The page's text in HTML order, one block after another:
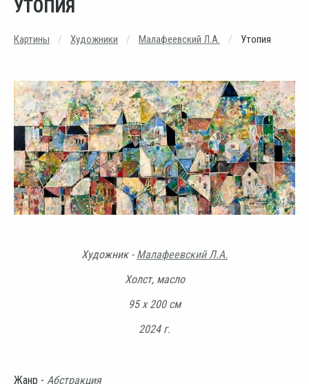
УТОПИЯ
Картины Художники Малафеевский Л.А. Утопия
Художник - Малафеевский Л.А.
Холст, масло
95 х 200 см
2024 г.
Жанр - Абстракция